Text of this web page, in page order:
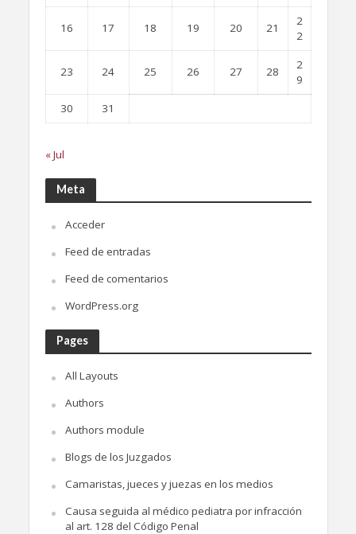
16 17 18 19 20 21
2
2
23 24 25 26 27 28
2
9
30
31
« Jul
Meta
Acceder
Feed de entradas
Feed de comentarios
WordPress.org
Pages
All Layouts
Authors
Authors module
Blogs de los Juzgados
Camaristas, jueces y juezas en los medios
Causa seguida al médico pediatra por infracción
al art. 128 del Código Penal